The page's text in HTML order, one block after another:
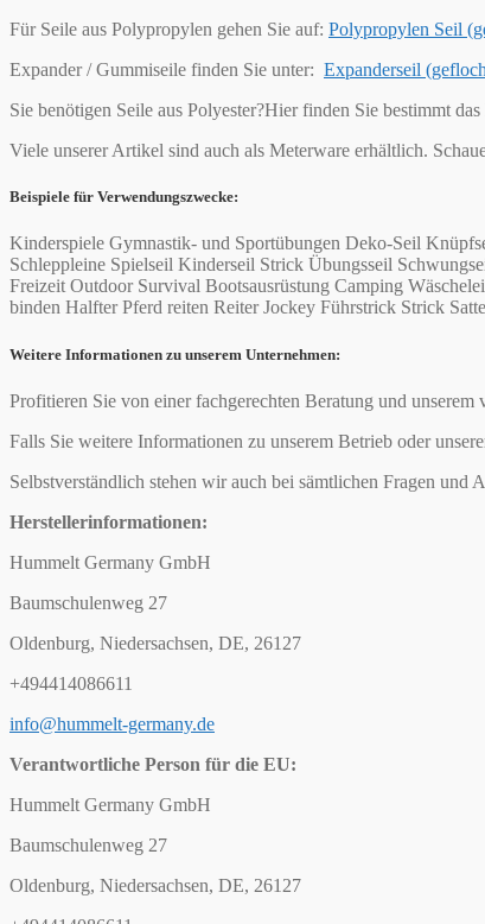
Für Seile aus Polypropylen gehen Sie auf: Polypropylen Seil
Expander / Gummiseile finden Sie unter: Expanderseil
Sie benötigen Seile aus Polyester?Hier finden Sie bestimmt
Viele unserer Artikel sind auch als Meterware erhältlich.
Beispiele für Verwendungszwecke:
Kinderspiele Gymnastik- und Sportübungen Deko-Seil
Schleppleine Spielseil Kinderseil Strick Übungsseil
Freizeit Outdoor Survival Bootsausrüstung Camping
binden Halfter Pferd reiten Reiter Jockey Führstrick Strick
Weitere Informationen zu unserem Unternehmen:
Profitieren Sie von einer fachgerechten Beratung und unserem
Falls Sie weitere Informationen zu unserem Betrieb oder
Selbstverständlich stehen wir auch bei sämtlichen Fragen
Herstellerinformationen:
Hummelt Germany GmbH
Baumschulenweg 27
Oldenburg, Niedersachsen, DE, 26127
+494414086611
info@hummelt-germany.de
Verantwortliche Person für die EU:
Hummelt Germany GmbH
Baumschulenweg 27
Oldenburg, Niedersachsen, DE, 26127